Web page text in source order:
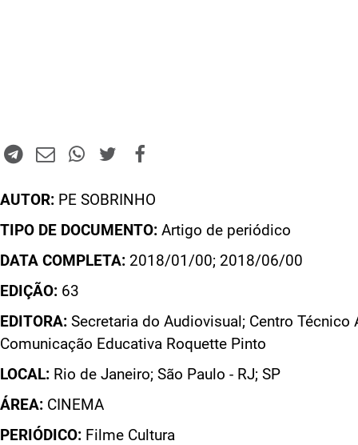
AUTOR: PE SOBRINHO
TIPO DE DOCUMENTO: Artigo de periódico
DATA COMPLETA: 2018/01/00; 2018/06/00
EDIÇÃO: 63
EDITORA: Secretaria do Audiovisual; Centro
Comunicação Educativa Roquette Pinto
LOCAL: Rio de Janeiro; São Paulo - RJ; SP
ÁREA: CINEMA
PERIÓDICO: Filme Cultura